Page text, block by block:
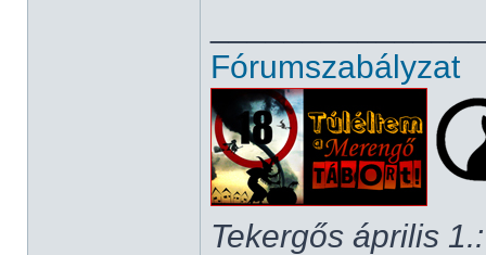
Fórumszabályzat
Tekergős április 1.: